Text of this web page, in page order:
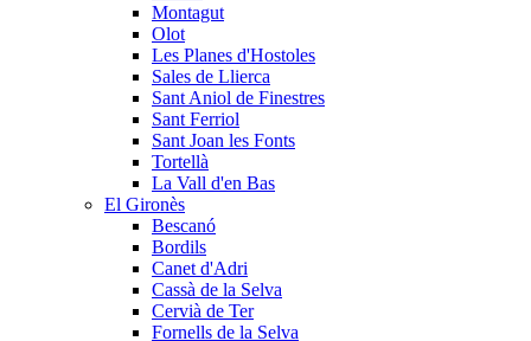
Montagut
Olot
Les Planes d'Hostoles
Sales de Llierca
Sant Aniol de Finestres
Sant Ferriol
Sant Joan les Fonts
Tortellà
La Vall d'en Bas
El Gironès
Bescanó
Bordils
Canet d'Adri
Cassà de la Selva
Cervià de Ter
Fornells de la Selva